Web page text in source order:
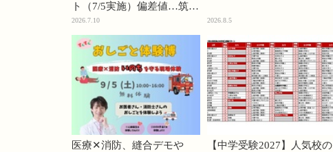
ト（7/5実施）偏差値…筑駒
74・桜蔭70＜PR＞
2026.7.10 2026.8.5
医療✕消防、縫合デモや
【中学受験2027】人気校の